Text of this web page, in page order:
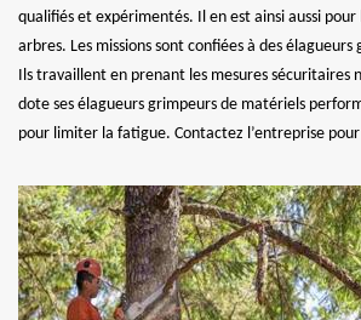
qualifiés et expérimentés. Il en est ainsi aussi pour
arbres. Les missions sont confiées à des
Ils travaillent en prenant les mesures sécuritaires
dote ses élagueurs grimpeurs de matériels
pour limiter la fatigue. Contactez l’entreprise